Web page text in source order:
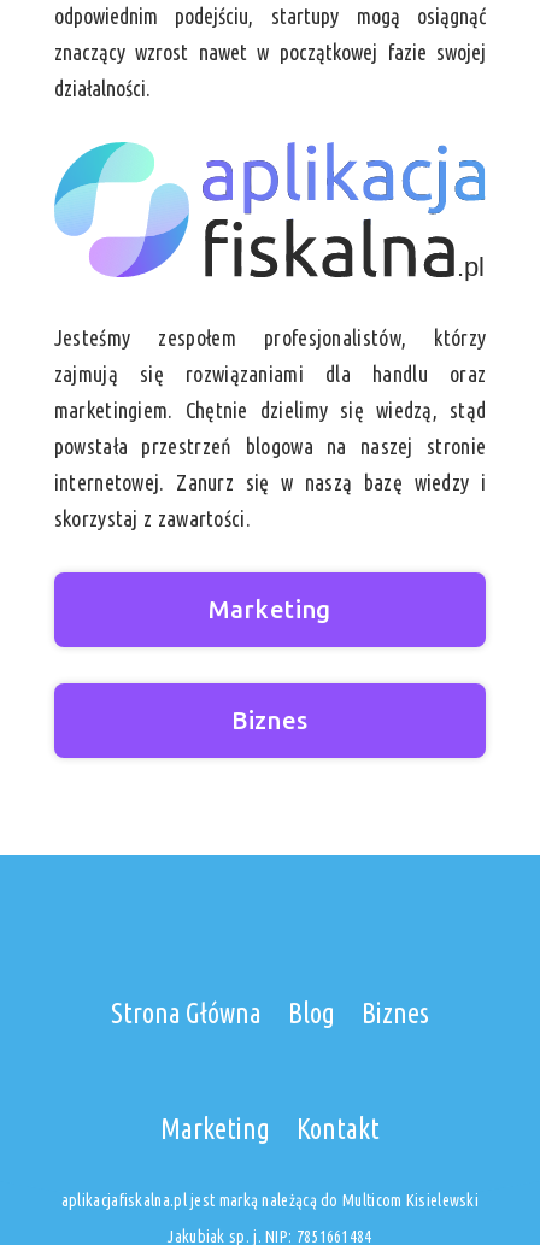
odpowiednim podejściu, startupy mogą osiągnąć
znaczący wzrost nawet w początkowej fazie swojej
działalności.
Jesteśmy zespołem profesjonalistów, którzy
zajmują się rozwiązaniami dla handlu oraz
marketingiem. Chętnie dzielimy się wiedzą, stąd
powstała przestrzeń blogowa na naszej stronie
internetowej. Zanurz się w naszą bazę wiedzy i
skorzystaj z zawartości.
Marketing
Biznes
Strona Główna Blog Biznes
Marketing Kontakt
aplikacjafiskalna.pl jest marką należącą do Multicom Kisielewski
Jakubiak sp. j. NIP: 7851661484